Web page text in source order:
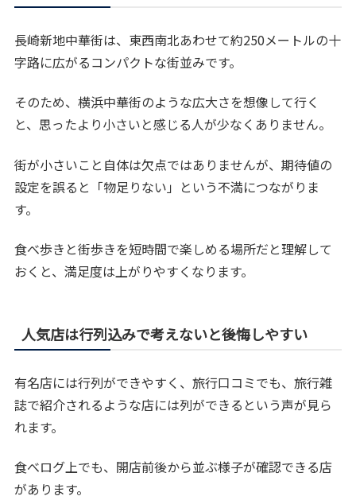
長崎新地中華街は、東西南北あわせて約250メートルの十
字路に広がるコンパクトな街並みです。
そのため、横浜中華街のような広大さを想像して行く
と、思ったより小さいと感じる人が少なくありません。
街が小さいこと自体は欠点ではありませんが、期待値の
設定を誤ると「物足りない」という不満につながりま
す。
食べ歩きと街歩きを短時間で楽しめる場所だと理解して
おくと、満足度は上がりやすくなります。
人気店は行列込みで考えないと後悔しやすい
有名店には行列ができやすく、旅行口コミでも、旅行雑
誌で紹介されるような店には列ができるという声が見ら
れます。
食べログ上でも、開店前後から並ぶ様子が確認できる店
があります。